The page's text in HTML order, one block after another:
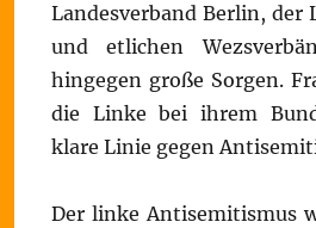
Landesverband Berlin, der
und etlichen
hingegen große Sorgen.
die Linke bei ihrem
klare Linie gegen
Der linke Antisemitismus